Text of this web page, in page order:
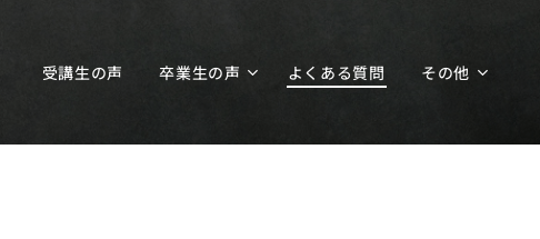
受講生の声 卒業生の声 よくある質問 その他